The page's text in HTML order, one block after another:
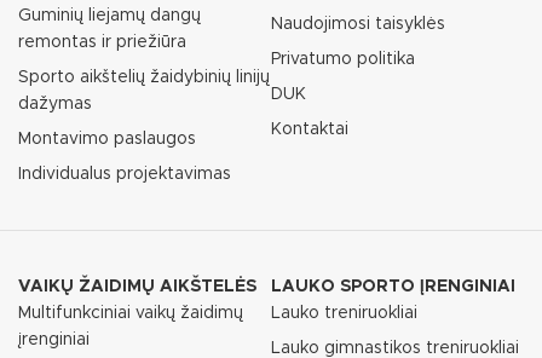
Guminių liejamų dangų
remontas ir priežiūra
Sporto aikštelių žaidybinių linijų
dažymas
Montavimo paslaugos
Individualus projektavimas
Naudojimosi taisyklės
Privatumo politika
DUK
Kontaktai
VAIKŲ ŽAIDIMŲ AIKŠTELĖS
Multifunkciniai vaikų žaidimų
įrenginiai
LAUKO SPORTO ĮRENGINIAI
Lauko treniruokliai
Lauko gimnastikos treniruokliai